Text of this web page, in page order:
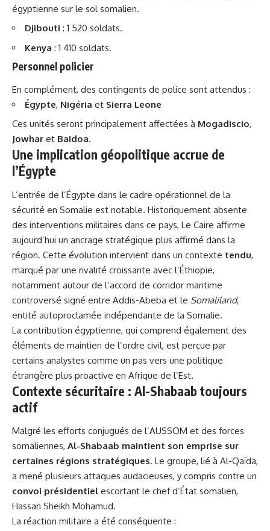
égyptienne sur le sol somalien.
Djibouti : 1 520 soldats.
Kenya : 1 410 soldats.
Personnel policier
En complément, des contingents de police sont attendus :
Égypte, Nigéria et Sierra Leone
Ces unités seront principalement affectées à Mogadiscio,
Jowhar et Baidoa.
Une implication géopolitique accrue de
l’Égypte
L’entrée de l’Égypte dans le cadre opérationnel de la
sécurité en Somalie est notable. Historiquement absente
des interventions militaires dans ce pays, Le Caire affirme
aujourd’hui un ancrage stratégique plus affirmé dans la
région. Cette évolution intervient dans un contexte tendu,
marqué par une rivalité croissante avec l’Éthiopie,
notamment autour de l’accord de corridor maritime
controversé signé entre Addis-Abeba et le Somaliland,
entité autoproclamée indépendante de la Somalie.
La contribution égyptienne, qui comprend également des
éléments de maintien de l’ordre civil, est perçue par
certains analystes comme un pas vers une politique
étrangère plus proactive en Afrique de l’Est.
Contexte sécuritaire : Al-Shabaab toujours
actif
Malgré les efforts conjugués de l’AUSSOM et des forces
somaliennes, Al-Shabaab maintient son emprise sur
certaines régions stratégiques. Le groupe, lié à Al-Qaïda,
a mené plusieurs attaques audacieuses, y compris contre un
convoi présidentiel escortant le chef d’État somalien,
Hassan Sheikh Mohamud.
La réaction militaire a été conséquente :